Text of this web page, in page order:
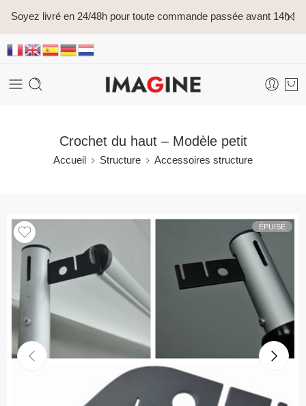
Soyez livré en 24/48h pour toute commande passée avant 14h !
Crochet du haut – Modèle petit
Accueil Structure Accessoires structure
ÉPUISÉ